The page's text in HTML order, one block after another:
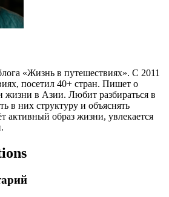
«Жизнь в путешествиях». С 2011
посетил 40+ стран. Пишет о
жизни в Азии. Любит разбираться в
в них структуру и объяснять
активный образ жизни, увлекается